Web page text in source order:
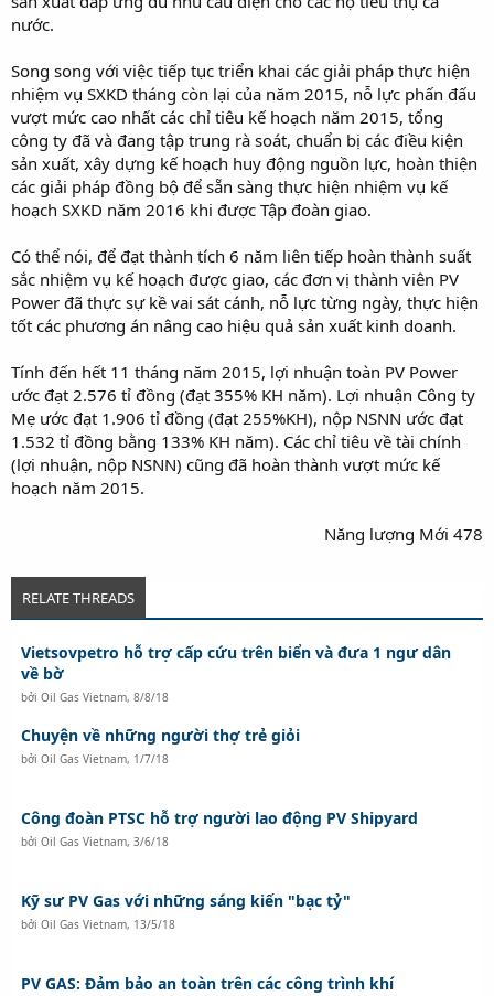
nước.
Song song với việc tiếp tục triển khai các giải pháp thực hiện
nhiệm vụ SXKD tháng còn lại của năm 2015, nỗ lực phấn đấu
vượt mức cao nhất các chỉ tiêu kế hoạch năm 2015, tổng
công ty đã và đang tập trung rà soát, chuẩn bị các điều kiện
sản xuất, xây dựng kế hoạch huy động nguồn lực, hoàn thiện
các giải pháp đồng bộ để sẵn sàng thực hiện nhiệm vụ kế
hoạch SXKD năm 2016 khi được Tập đoàn giao.
Có thể nói, để đạt thành tích 6 năm liên tiếp hoàn thành suất
sắc nhiệm vụ kế hoạch được giao, các đơn vị thành viên PV
Power đã thực sự kề vai sát cánh, nỗ lực từng ngày, thực hiện
tốt các phương án nâng cao hiệu quả sản xuất kinh doanh.
Tính đến hết 11 tháng năm 2015, lợi nhuận toàn PV Power
ước đạt 2.576 tỉ đồng (đạt 355% KH năm). Lợi nhuận Công ty
Mẹ ước đạt 1.906 tỉ đồng (đạt 255%KH), nộp NSNN ước đạt
1.532 tỉ đồng bằng 133% KH năm). Các chỉ tiêu về tài chính
(lợi nhuận, nộp NSNN) cũng đã hoàn thành vượt mức kế
hoạch năm 2015.
Năng lượng Mới 478​
RELATE THREADS
Vietsovpetro hỗ trợ cấp cứu trên biển và đưa 1 ngư dân
về bờ
bởi Oil Gas Vietnam, 8/8/18
Chuyện về những người thợ trẻ giỏi
bởi Oil Gas Vietnam, 1/7/18
Công đoàn PTSC hỗ trợ người lao động PV Shipyard
bởi Oil Gas Vietnam, 3/6/18
Kỹ sư PV Gas với những sáng kiến "bạc tỷ"
bởi Oil Gas Vietnam, 13/5/18
PV GAS: Đảm bảo an toàn trên các công trình khí